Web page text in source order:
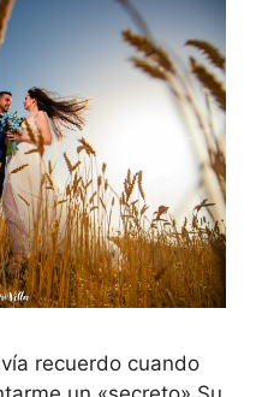
recuerdo cuando